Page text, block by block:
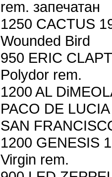
rem. запечатан
1250 CACTUS
Wounded Bird
950 ERIC
Polydor rem.
1200 AL
PACO DE
SAN
1200 GENESIS
Virgin rem.